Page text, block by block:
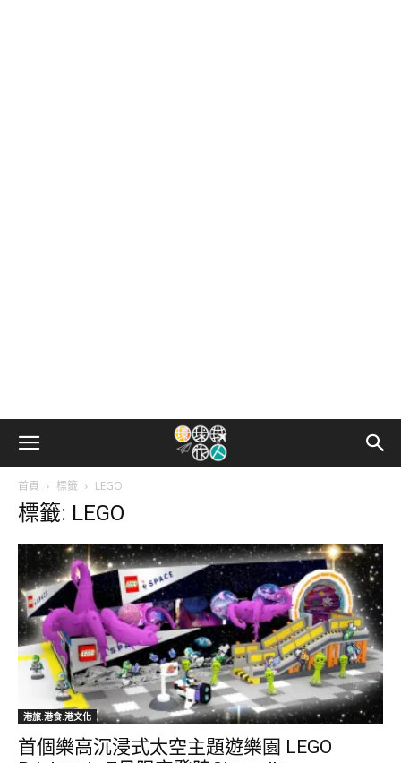
首頁 標籤 LEGO
標籤: LEGO
港旅.港食.港文化
首個樂高沉浸式太空主題遊樂園 LEGO